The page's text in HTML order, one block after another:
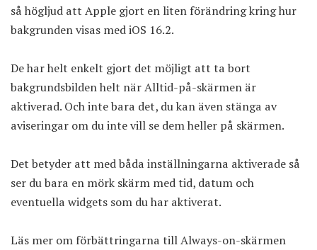
så högljud att Apple gjort en liten förändring kring hur
bakgrunden visas med iOS 16.2.
De har helt enkelt gjort det möjligt att ta bort
bakgrundsbilden helt när Alltid-på-skärmen är
aktiverad. Och inte bara det, du kan även stänga av
aviseringar om du inte vill se dem heller på skärmen.
Det betyder att med båda inställningarna aktiverade så
ser du bara en mörk skärm med tid, datum och
eventuella widgets som du har aktiverat.
Läs mer om förbättringarna till Always-on-skärmen